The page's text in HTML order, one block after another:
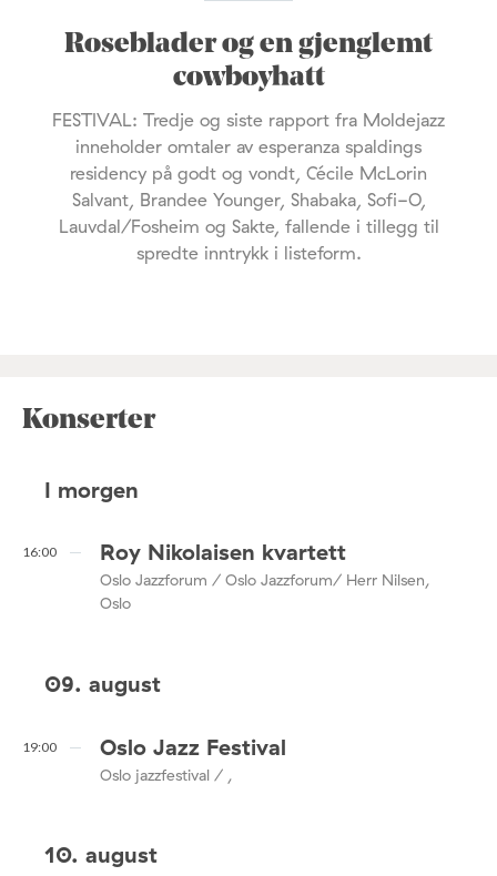
Roseblader og en gjenglemt
cowboyhatt
FESTIVAL: Tredje og siste rapport fra Moldejazz
inneholder omtaler av esperanza spaldings
residency på godt og vondt, Cécile McLorin
Salvant, Brandee Younger, Shabaka, Sofi-O,
Lauvdal/Fosheim og Sakte, fallende i tillegg til
spredte inntrykk i listeform.
Konserter
I morgen
16:00 Roy Nikolaisen kvartett
Oslo Jazzforum / Oslo Jazzforum/ Herr Nilsen,
Oslo
09. august
19:00 Oslo Jazz Festival
Oslo jazzfestival / ,
10. august